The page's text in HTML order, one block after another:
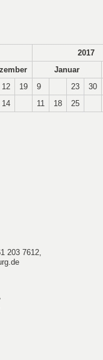
2017
Januar
12 19 9 23 30
14 11 18 25
203 7612,